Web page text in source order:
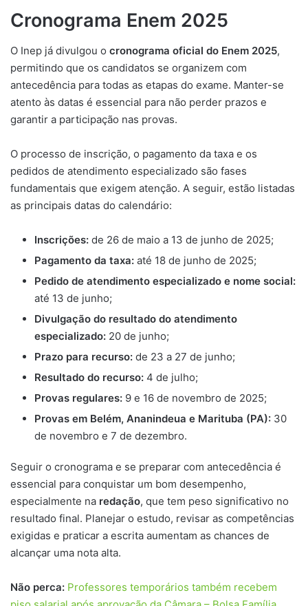
Cronograma Enem 2025
O Inep já divulgou o cronograma oficial do Enem 2025,
permitindo que os candidatos se organizem com
antecedência para todas as etapas do exame. Manter-se
atento às datas é essencial para não perder prazos e
garantir a participação nas provas.
O processo de inscrição, o pagamento da taxa e os
pedidos de atendimento especializado são fases
fundamentais que exigem atenção. A seguir, estão listadas
as principais datas do calendário:
Inscrições: de 26 de maio a 13 de junho de 2025;
Pagamento da taxa: até 18 de junho de 2025;
Pedido de atendimento especializado e nome social:
até 13 de junho;
Divulgação do resultado do atendimento
especializado: 20 de junho;
Prazo para recurso: de 23 a 27 de junho;
Resultado do recurso: 4 de julho;
Provas regulares: 9 e 16 de novembro de 2025;
Provas em Belém, Ananindeua e Marituba (PA): 30
de novembro e 7 de dezembro.
Seguir o cronograma e se preparar com antecedência é
essencial para conquistar um bom desempenho,
especialmente na redação, que tem peso significativo no
resultado final. Planejar o estudo, revisar as competências
exigidas e praticar a escrita aumentam as chances de
alcançar uma nota alta.
Não perca: Professores temporários também recebem